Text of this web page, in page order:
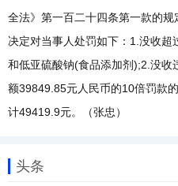
全法》第一百二十四条第一款的
决定对当事人处罚如下：1.没收
和低亚硫酸钠(食品添加剂);2.没
额39849.85元人民币的10倍罚款
计49419.9元。（张忠）
头条